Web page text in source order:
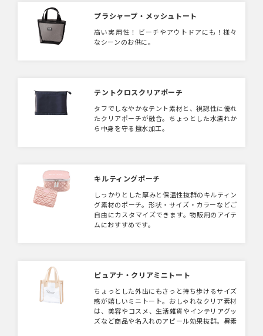
プラシャープ・メッシュトート
高い実用性！ ビーチやアウトドアにも！様々
なシーンのお供に。
テントクロスクリアポーチ
タフでしなやかなテント素材と、視認性に優れ
たクリアポーチが融合。ちょっとした水濡れか
ら中身を守る撥水加工。
キルティングポーチ
しっかりとした厚みと保温性抜群のキルティン
グ素材のポーチ。形状・サイズ・カラーなどご
自由にカスタマイズできます。物販用のアイテ
ムにおすすめです。
ピュアナ・クリアミニトート
ちょっとした外出にもさっと持ち歩けるサイズ
感が嬉しいミニトート。おしゃれなクリア素材
は、美容やコスメ、生活雑貨やインテリアグッ
ズなど商品や名入れのアピール効果抜群。異素